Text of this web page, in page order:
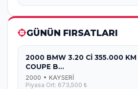
GÜNÜN FIRSATLARI
2000 BMW 3.20 Cİ 355.000 KM
COUPE B...
2000 • KAYSERİ
Piyasa Ort: 673,500 ₺